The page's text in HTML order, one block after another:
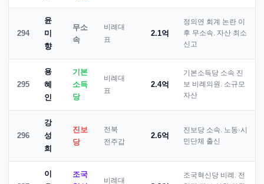
294
윤
미
향
무소
속
비례대
표
2.1억
정의연 회계 논란 이
후 무소속. 자산 최소
신고
295
용
혜
인
기본
소득
당
비례대
표
2.4억
기본소득당 소속 진
보 비례의원. 소규모
자산
296
강
성
희
진보
당
전북
전주갑
2.6억
진보당 소속. 노동·시
민단체 출신
이
조국
비례대
조국혁신당 비례. 전